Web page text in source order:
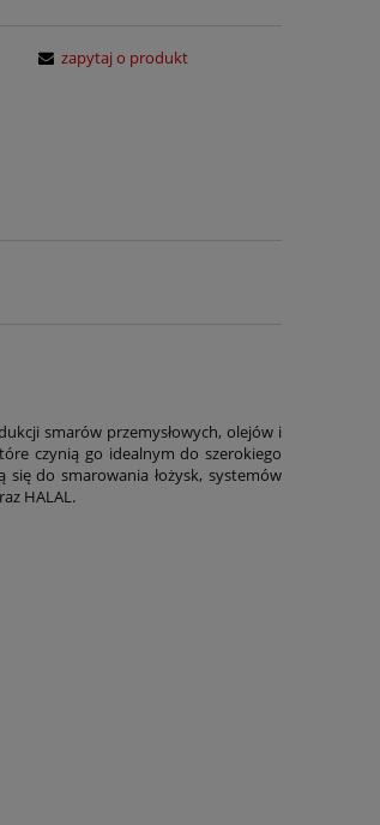
zapytaj o produkt
smarów przemysłowych, olejów i
czynią go idealnym do szerokiego
do smarowania łożysk, systemów
HALAL.